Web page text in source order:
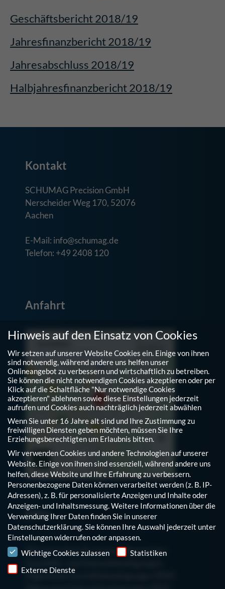
Geschäftsbericht 2018/19
Jahresfinanzbericht 2018/19
Jahresabschluss 2018/19
Halbjahresfinanzbericht 2018/19
Kontakt
SCHUMAG Precision GmbH
Nerscheider Weg 170, 52076
Aachen
E-Mail: info@schumag.de
Telefon: +49 2408 120
Anfahrt
Infos
Bitte beachten Sie unsere Allgemeinen
Allgemeine Geschäftsbedingungen (PDF)
Hinweis auf den Einsatz von Cookies
Wir setzen auf unserer Website Cookies ein. Einige von ihnen
sind notwendig, während andere uns helfen unser
Onlineangebot zu verbessern und wirtschaftlich zu betreiben.
Sie können die nicht notwendigen Cookies akzeptieren oder per
Klick auf die Schaltfläche "Nur notwendige Cookies
akzeptieren" ablehnen sowie diese Einstellungen jederzeit
aufrufen und Cookies auch nachträglich jederzeit abwählen
Wenn Sie unter 16 Jahre alt sind und Ihre Zustimmung zu
freiwilligen Diensten geben möchten, müssen Sie Ihre
Erziehungsberechtigten um Erlaubnis bitten.
Wir verwenden Cookies und andere Technologien auf unserer
Website. Einige von ihnen sind essenziell, während andere uns
helfen, diese Website und Ihre Erfahrung zu verbessern.
Personenbezogene Daten können verarbeitet werden (z. B. IP-
Adressen), z. B. für personalisierte Anzeigen und Inhalte oder
Anzeigen- und Inhaltsmessung.Weitere Informationen über die
Verwendung Ihrer Daten finden Sie in unserer
Datenschutzerklärung.Sie können Ihre Auswahl jederzeit unter
Einstellungenwiderrufen oder anpassen.
Hinweis auf den Einsatz von Cookies
Wichtige Cookies zulassen
Statistiken
Externe Dienste